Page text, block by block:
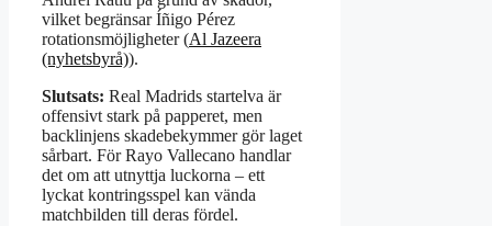
vilket begränsar Íñigo Pérez
rotationsmöjligheter (Al Jazeera
(nyhetsbyrå)).
Slutsats: Real Madrids startelva är
offensivt stark på papperet, men
backlinjens skadebekymmer gör laget
sårbart. För Rayo Vallecano handlar
det om att utnyttja luckorna – ett
lyckat kontringsspel kan vända
matchbilden till deras fördel.